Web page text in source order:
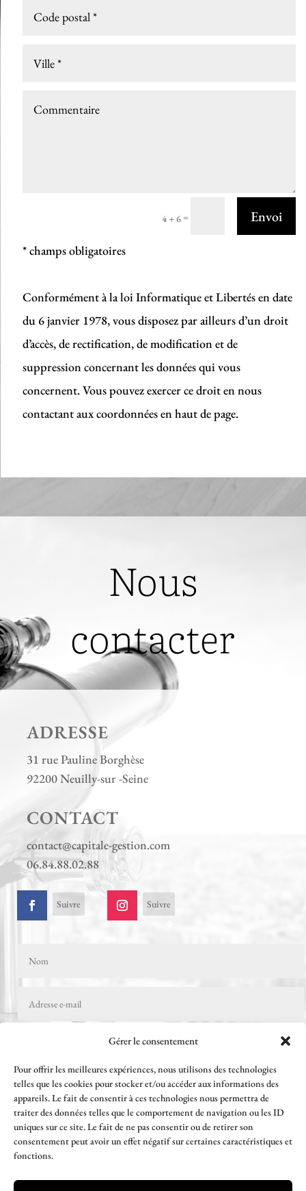
Gérer le consentement
Pour offrir les meilleures expériences, nous utilisons des technologies
telles que les cookies pour stocker et/ou accéder aux informations des
appareils. Le fait de consentir à ces technologies nous permettra de
traiter des données telles que le comportement de navigation ou les ID
uniques sur ce site. Le fait de ne pas consentir ou de retirer son
consentement peut avoir un effet négatif sur certaines caractéristiques et
fonctions.
4 + 6= Envoi
* champs obligatoires
Conformément à la loi Informatique et Libertés en date
du 6 janvier 1978, vous disposez par ailleurs d’un droit
d’accès, de rectification, de modification et de
suppression concernant les données qui vous
concernent. Vous pouvez exercer ce droit en nous
contactant aux coordonnées en haut de page.
Nous
contacter
ADRESSE
31 rue Pauline Borghèse
92200 Neuilly-sur -Seine
CONTACT
contact@capitale-gestion.com
06.84.88.02.88
Suivre Suivre